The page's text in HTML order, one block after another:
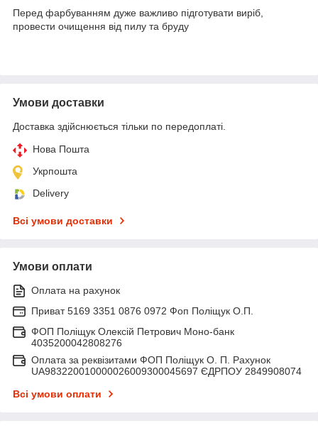
Перед фарбуванням дуже важливо підготувати виріб,
провести очищення від пилу та бруду
Умови доставки
Доставка здійснюється тільки по передоплаті.
Нова Пошта
Укрпошта
Delivery
Всі умови доставки
Умови оплати
Оплата на рахунок
Приват 5169 3351 0876 0972 Фоп Поліщук О.П.
ФОП Поліщук Олексій Петрович Моно-банк
4035200042808276
Оплата за реквізитами ФОП Поліщук О. П. Рахунок
UA983220010000026009300045697 ЄДРПОУ 2849908074
Всі умови оплати